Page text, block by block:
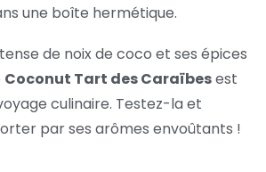
une boîte hermétique.
de noix de coco et ses épices
Coconut Tart des Caraïbesest
culinaire. Testez-la et
par ses arômes envoûtants !